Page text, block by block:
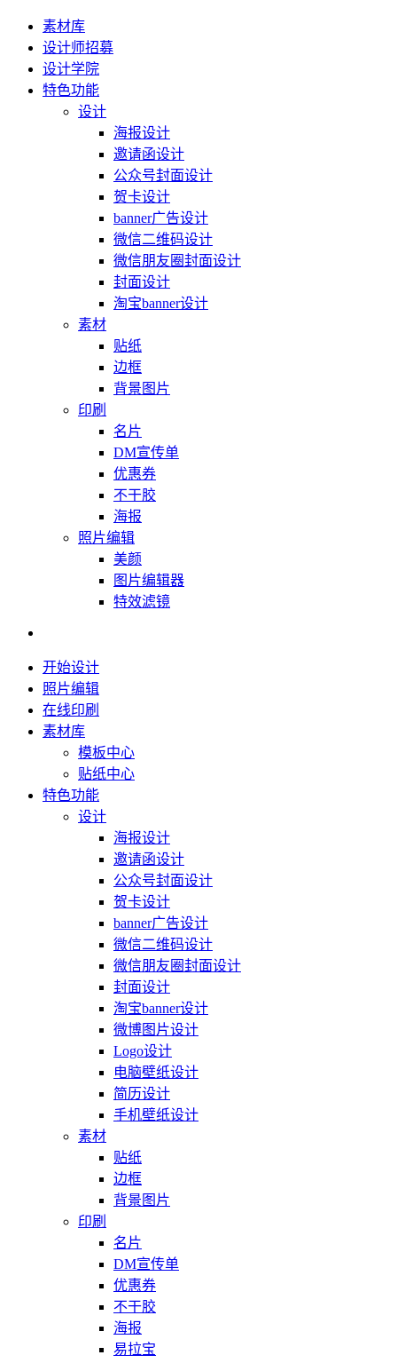
素材库
设计师招募
设计学院
特色功能
设计
海报设计
邀请函设计
公众号封面设计
贺卡设计
banner广告设计
微信二维码设计
微信朋友圈封面设计
封面设计
淘宝banner设计
素材
贴纸
边框
背景图片
印刷
名片
DM宣传单
优惠券
不干胶
海报
照片编辑
美颜
图片编辑器
特效滤镜
开始设计
照片编辑
在线印刷
素材库
模板中心
贴纸中心
特色功能
设计
海报设计
邀请函设计
公众号封面设计
贺卡设计
banner广告设计
微信二维码设计
微信朋友圈封面设计
封面设计
淘宝banner设计
微博图片设计
Logo设计
电脑壁纸设计
简历设计
手机壁纸设计
素材
贴纸
边框
背景图片
印刷
名片
DM宣传单
优惠券
不干胶
海报
易拉宝